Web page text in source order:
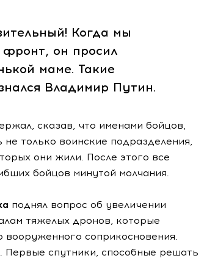
Когда мы
он просил
маме. Такие
Владимир Путин.
сказав, что именами бойцов,
только воинские подразделения,
они жили. После этого все
бойцов минутой молчания.
поднял вопрос об увеличении
тяжелых дронов, которые
соприкосновения.
Первые спутники, способные решать